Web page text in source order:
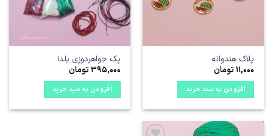
پلاک هندوانه
11,000تومان
افزودن به سبد خرید
پک جواهردوزی یلدا
395,000تومان
افزودن به سبد خرید